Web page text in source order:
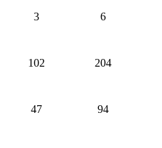
3 6
102 204
47 94